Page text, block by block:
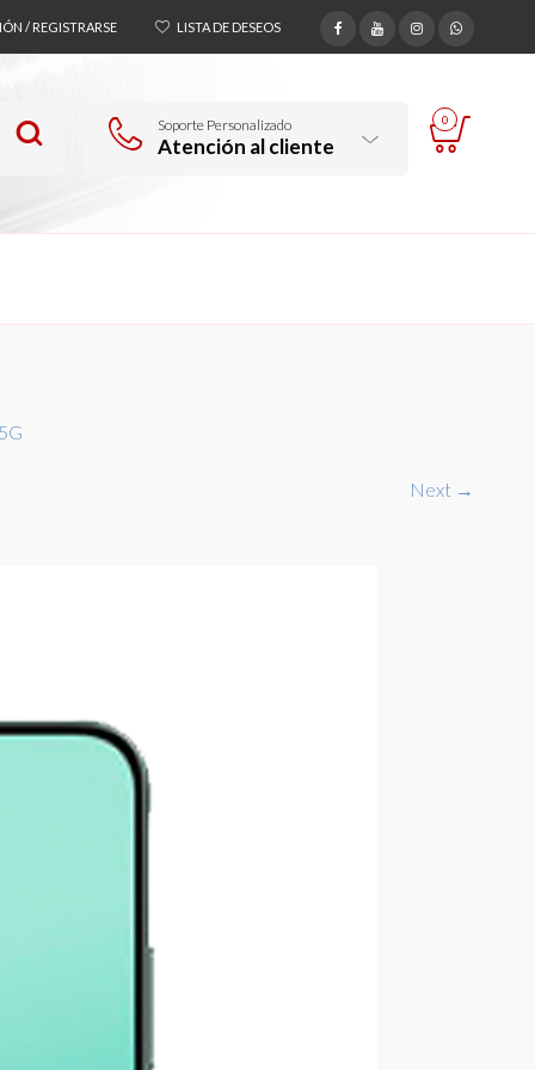
/ REGISTRARSE LISTA DE DESEOS
Soporte Personalizado
Atención al cliente
0
Next →